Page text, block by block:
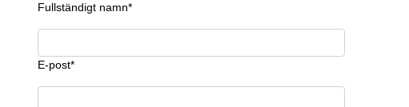
Fullständigt namn*
E-post*
Få information och pris